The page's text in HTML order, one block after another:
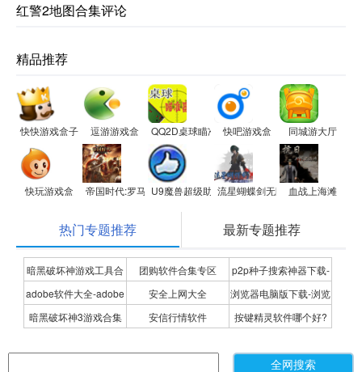
红警2地图合集评论
精品推荐
快快游戏盒子 逗游游戏盒 QQ2D桌球瞄准器快吧游戏盒 同城游大厅
快玩游戏盒 帝国时代:罗马复兴U9魔兽超级助手流星蝴蝶剑无限气修改器
血战上海滩
热门专题推荐 最新专题推荐
暗黑破坏神游戏工具合
集
团购软件合集专区
p2p种子搜索神器下载-
P2P种子搜索神器专题
adobe软件大全-adobe
全系列软件下载-adobe
安全上网大全
浏览器电脑版下载-浏览
器下载合集
暗黑破坏神3游戏合集 安信行情软件
按键精灵软件哪个好?